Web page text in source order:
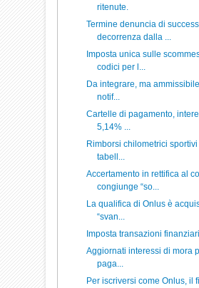
ritenute.
Termine denuncia di
decorrenza dalla ...
Imposta unica sulle
codici per l...
Da integrare, ma
notif...
Cartelle di pagamento,
5,14% ...
Rimborsi chilometrici
tabell...
Accertamento in rettifica al
congiunge “so...
La qualifica di Onlus è
“svan...
Imposta transazioni
Aggiornati interessi di mora
paga...
Per iscriversi come Onlus, il